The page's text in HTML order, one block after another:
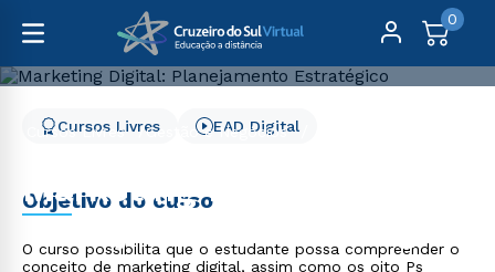
0
Cursos Livres
Gestão e Negócios
Marketing Digital:
Planejamento Estratégico
Cursos Livres EAD Digital
Objetivo do curso
O curso possibilita que o estudante possa compreender o
conceito de marketing digital, assim como os oito Ps